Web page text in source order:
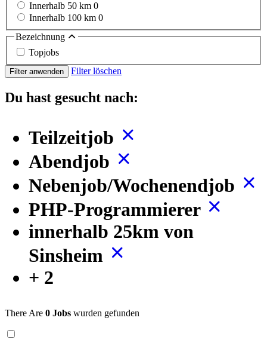
Innerhalb 50 km 0
Innerhalb 100 km 0
Bezeichnung
Topjobs
Filter anwenden Filter löschen
Du hast gesucht nach:
Teilzeitjob
Abendjob
Nebenjob/Wochenendjob
PHP-Programmierer
innerhalb 25km von
Sinsheim
+ 2
There Are 0 Jobs wurden gefunden